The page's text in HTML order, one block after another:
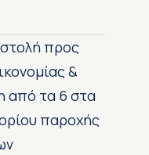
προς
&
από τα 6 στα
παροχής